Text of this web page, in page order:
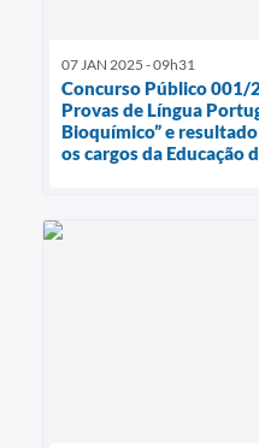
07 JAN 2025 - 09h31
Concurso Público 001/
Provas de Língua
Bioquímico” e
os cargos da Educação